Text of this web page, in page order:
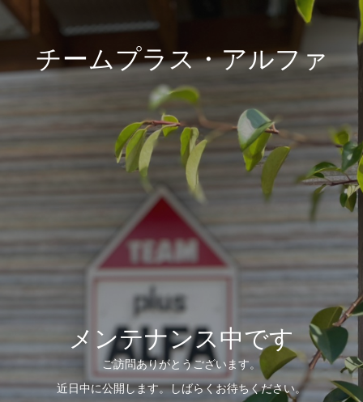
チームプラス・アルファ
メンテナンス中です
ご訪問ありがとうございます。
近日中に公開します。しばらくお待ちください。